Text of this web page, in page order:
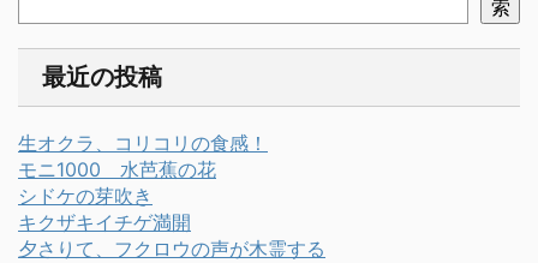
索
最近の投稿
生オクラ、コリコリの食感！
モニ1000 水芭蕉の花
シドケの芽吹き
キクザキイチゲ満開
夕さりて、フクロウの声が木霊する